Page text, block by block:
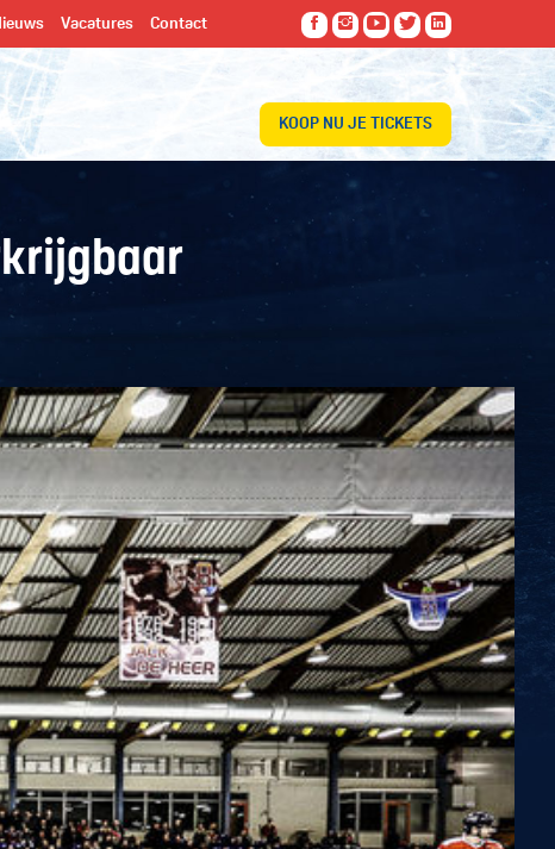
Vacatures Contact
KOOP NU JE TICKETS